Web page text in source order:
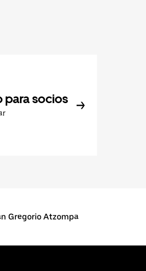
para socios
Gregorio Atzompa